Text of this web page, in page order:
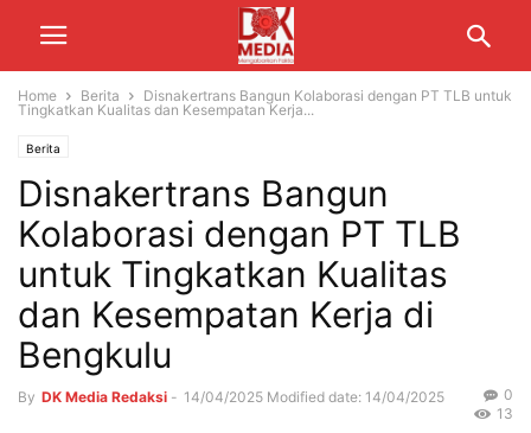
Home Berita
Disnakertrans Bangun Kolaborasi dengan PT TLB untuk
Tingkatkan Kualitas dan Kesempatan Kerja...
Berita
Disnakertrans Bangun
Kolaborasi dengan PT TLB
untuk Tingkatkan Kualitas
dan Kesempatan Kerja di
Bengkulu
By DK Media Redaksi - 14/04/2025 Modified date: 14/04/2025
0
13